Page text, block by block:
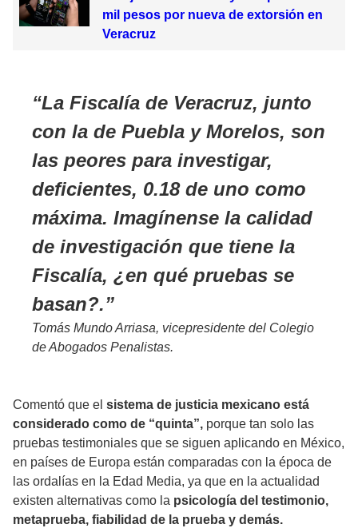
mil pesos por nueva de extorsión en
Veracruz
La Fiscalía de Veracruz, junto
con la de Puebla y Morelos, son
las peores para investigar,
deficientes, 0.18 de uno como
máxima. Imagínense la calidad
de investigación que tiene la
Fiscalía, ¿en qué pruebas se
basan?.
Tomás Mundo Arriasa, vicepresidente del Colegio
de Abogados Penalistas.
Comentó que el sistema de justicia mexicano está
considerado como de “quinta”, porque tan solo las
pruebas testimoniales que se siguen aplicando en México,
en países de Europa están comparadas con la época de
las ordalías en la Edad Media, ya que en la actualidad
existen alternativas como la psicología del testimonio,
metaprueba, fiabilidad de la prueba y demás.